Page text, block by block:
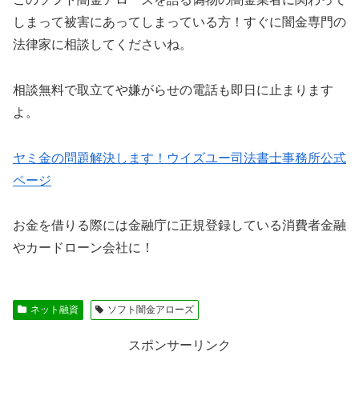
しまって被害にあってしまっている方！すぐに闇金専門の
法律家に相談してくださいね。
相談無料で取立てや嫌がらせの電話も即日に止まります
よ。
ヤミ金の問題解決します！ウイズユー司法書士事務所公式
ページ
お金を借りる際には金融庁に正規登録している消費者金融
やカードローン会社に！
ネット融資 ソフト闇金アローズ
スポンサーリンク